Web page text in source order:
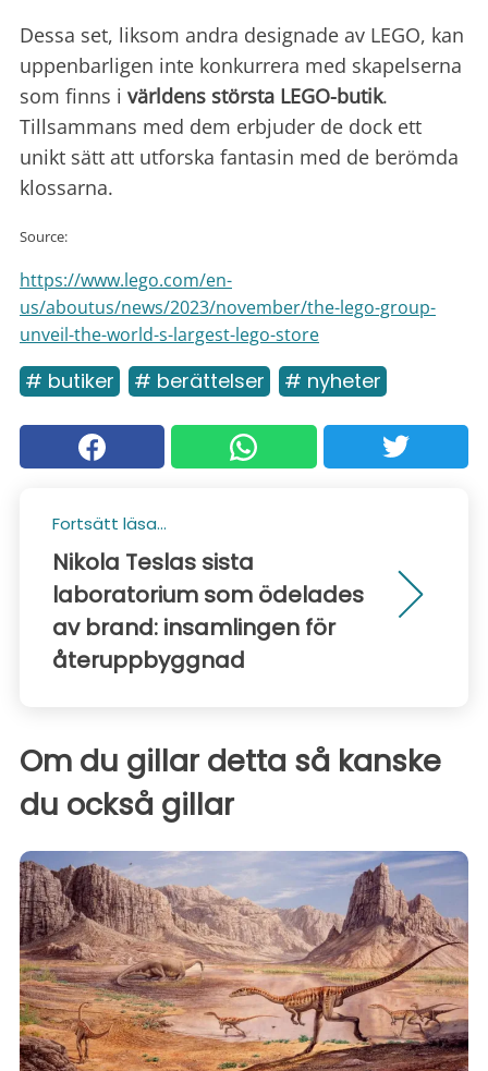
Dessa set, liksom andra designade av LEGO, kan
uppenbarligen inte konkurrera med skapelserna
som finns i världens största LEGO-butik.
Tillsammans med dem erbjuder de dock ett
unikt sätt att utforska fantasin med de berömda
klossarna.
Source:
https://www.lego.com/en-
us/aboutus/news/2023/november/the-lego-group-
unveil-the-world-s-largest-lego-store
# butiker # berättelser # nyheter
Fortsätt läsa...
Nikola Teslas sista
laboratorium som ödelades
av brand: insamlingen för
återuppbyggnad
Om du gillar detta så kanske
du också gillar